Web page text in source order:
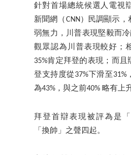
針對首場總統候選人電視
新聞網（CNN）民調顯示
弱無力，川普表現堅毅而冷
觀眾認為川普表現較好；
35%肯定拜登的表現；而
登支持度從37%下滑至31%
為43%，與之前40% 略有上
拜登首辯表現被評為是
「換帥」之聲四起。